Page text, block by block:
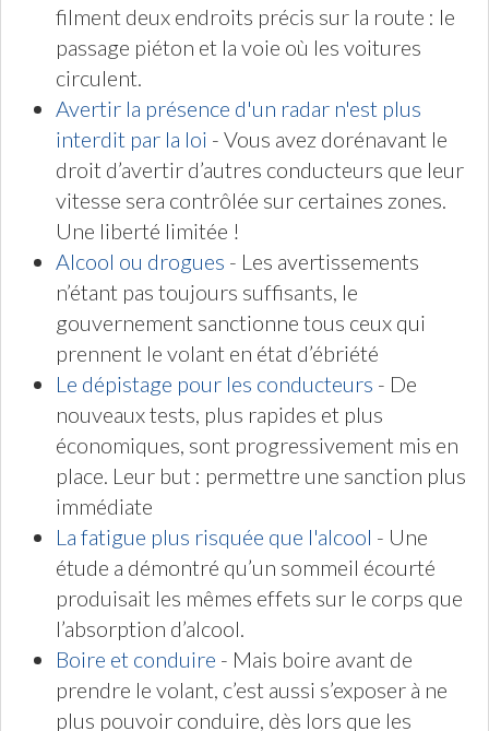
filment deux endroits précis sur la route : le
passage piéton et la voie où les voitures
circulent.
Avertir la présence d'un radar n'est plus
interdit par la loi - Vous avez dorénavant le
droit d’avertir d’autres conducteurs que leur
vitesse sera contrôlée sur certaines zones.
Une liberté limitée !
Alcool ou drogues - Les avertissements
n’étant pas toujours suffisants, le
gouvernement sanctionne tous ceux qui
prennent le volant en état d’ébriété
Le dépistage pour les conducteurs - De
nouveaux tests, plus rapides et plus
économiques, sont progressivement mis en
place. Leur but : permettre une sanction plus
immédiate
La fatigue plus risquée que l'alcool - Une
étude a démontré qu’un sommeil écourté
produisait les mêmes effets sur le corps que
l’absorption d’alcool.
Boire et conduire - Mais boire avant de
prendre le volant, c’est aussi s’exposer à ne
plus pouvoir conduire, dès lors que les